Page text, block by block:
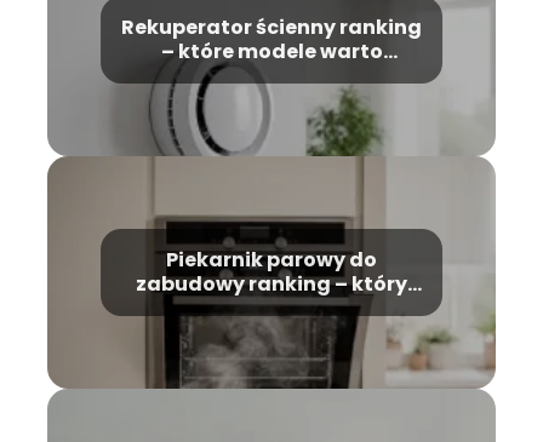
Rekuperator ścienny ranking
– które modele warto
wybrać?
Piekarnik parowy do
zabudowy ranking – który
model wybrać?